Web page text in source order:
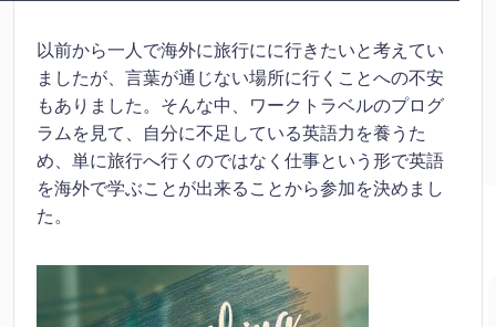
以前から一人で海外に旅行にに行きたいと考えてい
ましたが、言葉が通じない場所に行くことへの不安
もありました。そんな中、ワークトラベルのプログ
ラムを見て、自分に不足している英語力を養うた
め、単に旅行へ行くのではなく仕事という形で英語
を海外で学ぶことが出来ることから参加を決めまし
た。